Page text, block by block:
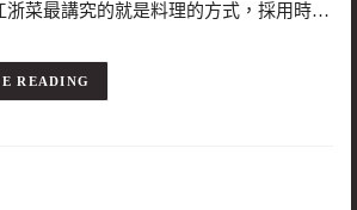
浙菜最講究的就是料理的方式，採用時…
READING